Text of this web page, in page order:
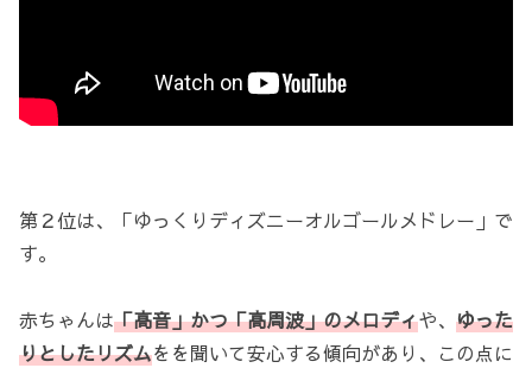
第２位は、「ゆっくりディズニーオルゴールメドレー」で
す。
赤ちゃんは「高音」かつ「高周波」のメロディや、 ゆった
りとしたリズムをを聞いて安心する傾向があり、この点に